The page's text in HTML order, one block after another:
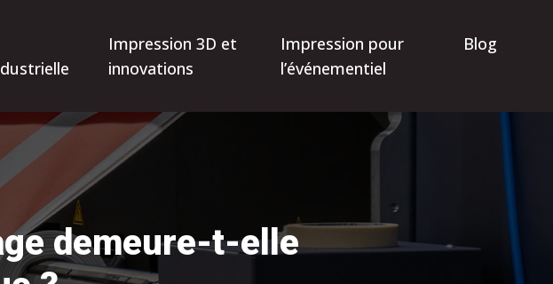
Impression 3D et
innovations
Impression pour
l’événementiel
Blog
demeure-t-elle